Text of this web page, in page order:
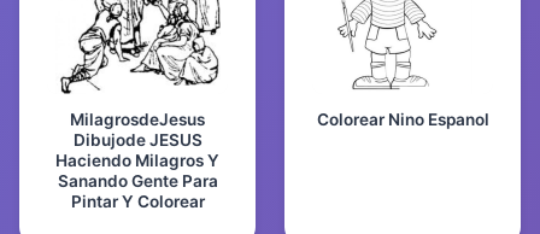
MilagrosdeJesus
Dibujode JESUS
Haciendo Milagros Y
Sanando Gente Para
Pintar Y Colorear
Colorear Nino Espanol